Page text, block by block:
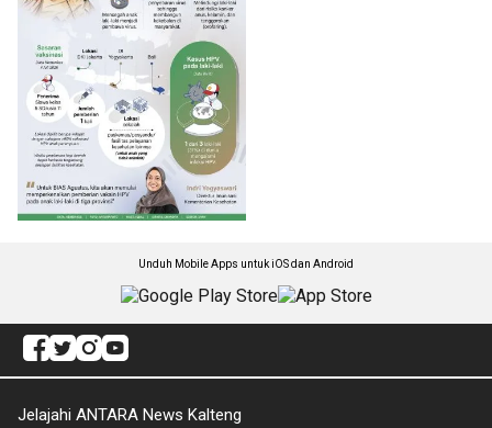
Unduh Mobile Apps untuk iOS dan Android
Jelajahi ANTARA News Kalteng